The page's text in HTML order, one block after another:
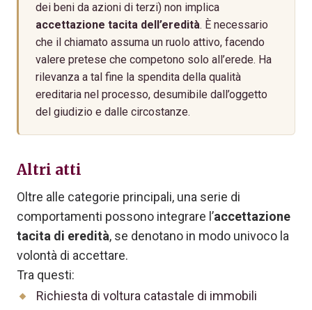
dei beni da azioni di terzi) non implica
accettazione tacita dell’eredità. È necessario
che il chiamato assuma un ruolo attivo, facendo
valere pretese che competono solo all’erede. Ha
rilevanza a tal fine la spendita della qualità
ereditaria nel processo, desumibile dall’oggetto
del giudizio e dalle circostanze.
Altri atti
Oltre alle categorie principali, una serie di
comportamenti possono integrare l’accettazione
tacita di eredità, se denotano in modo univoco la
volontà di accettare.
Tra questi:
Richiesta di voltura catastale di immobili